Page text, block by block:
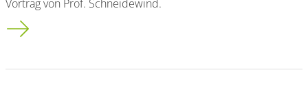
Vortrag von Prof. Schneidewind.
Transformationstandem “Zukunftsfähige Mobilität in